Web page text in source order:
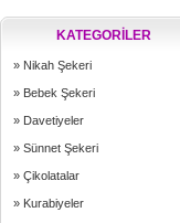
KATEGORİLER
» Nikah Şekeri
» Bebek Şekeri
» Davetiyeler
» Sünnet Şekeri
» Çikolatalar
» Kurabiyeler